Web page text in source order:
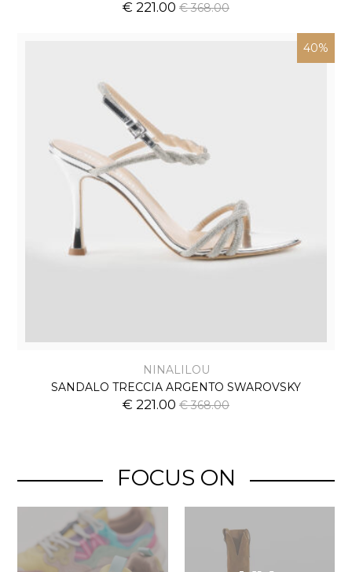
€ 221.00 € 368.00
40%
NINALILOU
SANDALO TRECCIA ARGENTO SWAROVSKY
€ 221.00 € 368.00
FOCUS ON